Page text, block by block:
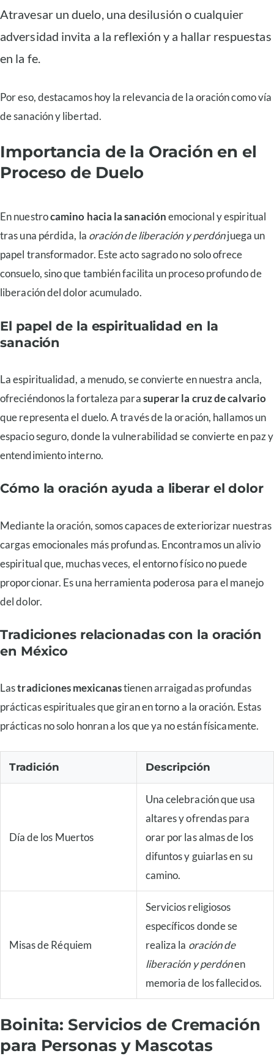
Atravesar un duelo, una desilusión o cualquier
adversidad invita a la reflexión y a hallar respuestas
en la fe.
Por eso, destacamos hoy la relevancia de la oración como vía
de sanación y libertad.
Importancia de la Oración en el
Proceso de Duelo
En nuestrocamino hacia la sanaciónemocional y espiritual
tras una pérdida, la oración de liberación y perdónjuega un
papel transformador. Este acto sagrado no solo ofrece
consuelo, sino que también facilita un proceso profundo de
liberación del dolor acumulado.
El papel de la espiritualidad en la
sanación
La espiritualidad, a menudo, se convierte en nuestra ancla,
ofreciéndonos la fortaleza parasuperar la cruz de calvario
que representa el duelo. A través de la oración, hallamos un
espacio seguro, donde la vulnerabilidad se convierte en paz y
entendimiento interno.
Cómo la oración ayuda a liberar el dolor
Mediante la oración, somos capaces de exteriorizar nuestras
cargas emocionales más profundas. Encontramos un alivio
espiritual que, muchas veces, el entorno físico no puede
proporcionar. Es una herramienta poderosa para el manejo
del dolor.
Tradiciones relacionadas con la oración
en México
Lastradiciones mexicanastienen arraigadas profundas
prácticas espirituales que giran en torno a la oración. Estas
prácticas no solo honran a los que ya no están físicamente.
Tradición Descripción
Día de los Muertos
Una celebración que usa
altares y ofrendas para
orar por las almas de los
difuntos y guiarlas en su
camino.
Misas de Réquiem
Servicios religiosos
específicos donde se
realiza la oración de
liberación y perdónen
memoria de los fallecidos.
Boinita: Servicios de Cremación
para Personas y Mascotas